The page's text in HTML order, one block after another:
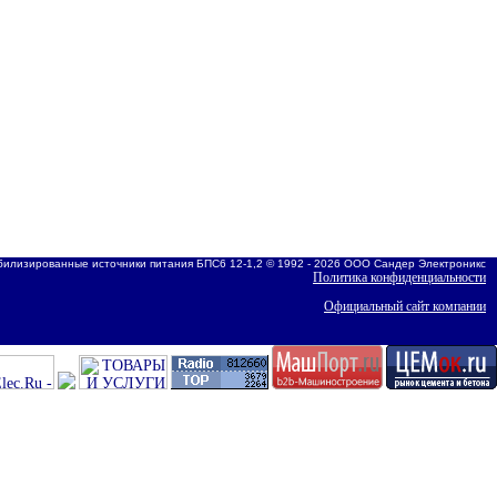
источники питания БПС6 12-1,2 © 1992 - 2026 ООО Сандер Электроникс
Политика конфиденциальности
Официальный сайт компании